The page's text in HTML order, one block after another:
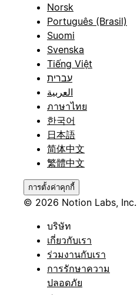
Norsk
Português (Brasil)
Suomi
Svenska
Tiếng Việt
עברית
العربية
ภาษาไทย
한국어
日本語
简体中文
繁體中文
การตั้งค่าคุกกี้
© 2026 Notion Labs, Inc.
บริษัท
เกี่ยวกับเรา
ร่วมงานกับเรา
การรักษาความ
ปลอดภัย